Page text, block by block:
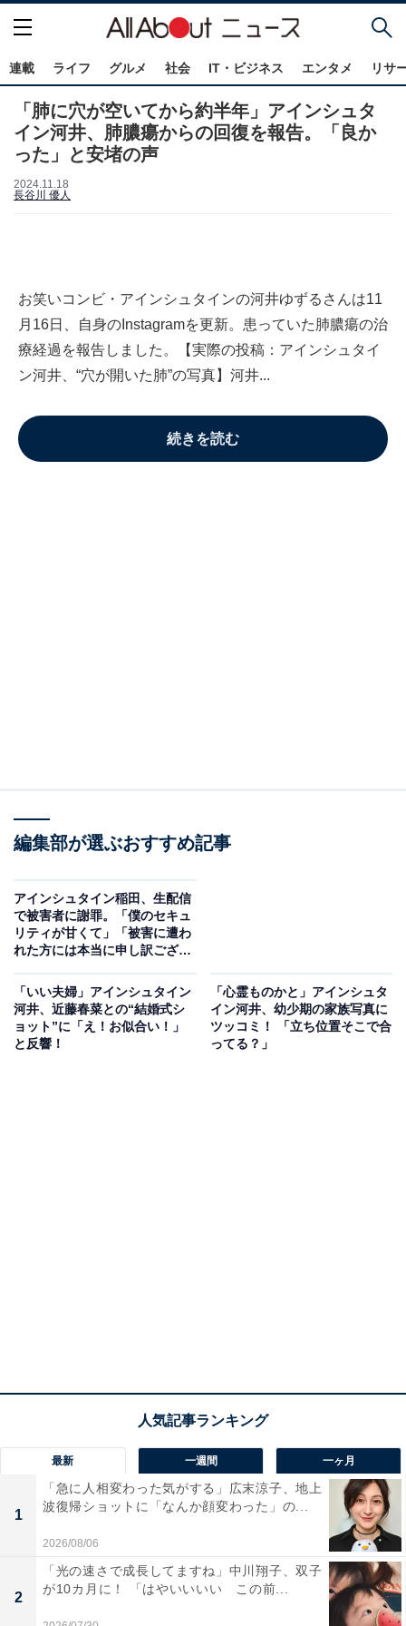
連載 ライフ グルメ 社会 IT・ビジネス エンタメ リサ
「肺に穴が空いてから約半年」アインシュタ
イン河井、肺膿瘍からの回復を報告。「良か
った」と安堵の声
2024.11.18
長谷川 優人
お笑いコンビ・アインシュタインの河井ゆずるさんは11
月16日、自身のInstagramを更新。患っていた肺膿瘍の治
療経過を報告しました。【実際の投稿：アインシュタイ
ン河井、“穴が開いた肺”の写真】河井...
続きを読む
編集部が選ぶおすすめ記事
アインシュタイン稲田、生配信
で被害者に謝罪。「僕のセキュ
リティが甘くて」「被害に遭わ
れた方には本当に申し訳ござい
「いい夫婦」アインシュタイン
河井、近藤春菜との“結婚式シ
ョット”に「え！お似合い！」
と反響！
「心霊ものかと」アインシュタ
イン河井、幼少期の家族写真に
ツッコミ！ 「立ち位置そこで合
ってる？」
最新 一週間 一ヶ月
1
「急に人相変わった気がする」広末涼子、地上
波復帰ショットに「なんか顔変わった」の...
2026/08/06
2
「光の速さで成長してますね」中川翔子、双子
が10カ月に！ 「はやいいいい この前...